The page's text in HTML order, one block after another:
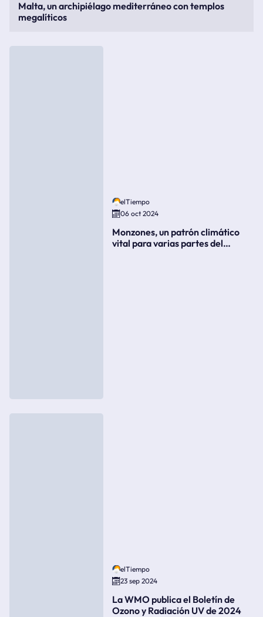
Malta, un archipiélago mediterráneo con templos
megalíticos
elTiempo
06 oct 2024
Monzones, un patrón climático
vital para varias partes del
elTiempo
23 sep 2024
La WMO publica el Boletín de
Ozono y Radiación UV de 2024